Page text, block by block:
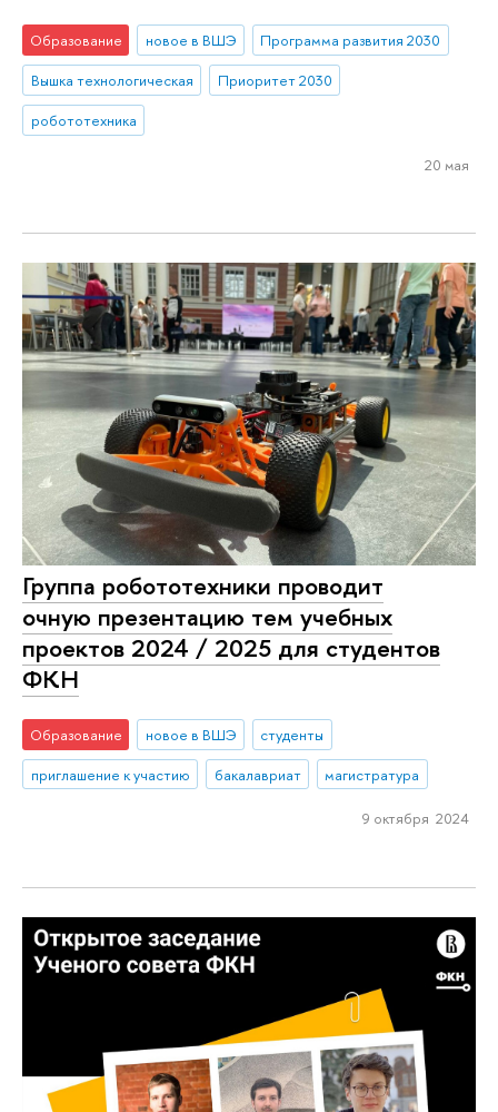
Образование новое в ВШЭ
Программа развития 2030
Вышка технологическая
Приоритет 2030
робототехника
20 мая
Группа робототехники проводит
очную презентацию тем учебных
проектов 2024 / 2025 для студентов
ФКН
Образование новое в ВШЭ
студенты
приглашение к участию
бакалавриат магистратура
9 октября 2024